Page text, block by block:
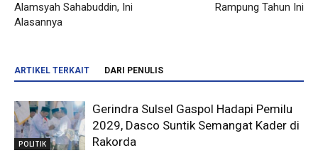
Alamsyah Sahabuddin, Ini
Alasannya
Rampung Tahun Ini
ARTIKEL TERKAIT DARI PENULIS
POLITIK
Gerindra Sulsel Gaspol Hadapi Pemilu
2029, Dasco Suntik Semangat Kader di
Rakorda